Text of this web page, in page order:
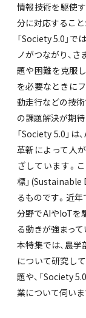
情報技術を駆使
分に対応すること
「Society 5.0」で
ノがつながり、
題や困難を克服
を必要なときに
動走行などの技
の課題解決が期待
「Society 5.0」
革新によって人
ざしています。
標」(Sustainable
るものです。近年
分野でAIやIoTを
る動きが強まって
本特集では、農
について研究し
題や、「Society
業について伺いま